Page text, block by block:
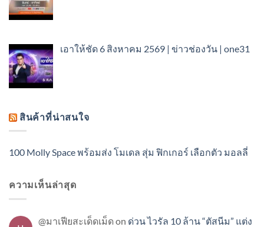
เอาให้ชัด 6 สิงหาคม 2569 | ข่าวช่องวัน | one31
สินค้าที่น่าสนใจ
100 Molly Space พร้อมส่ง โมเดล สุ่ม ฟิกเกอร์ เลือกตัว มอลลี่
ความเห็นล่าสุด
@มาเฟียสะเด็ดเม็ด on ด่วน ไวรัล 10 ล้าน “ตัสนีม” แต่ง